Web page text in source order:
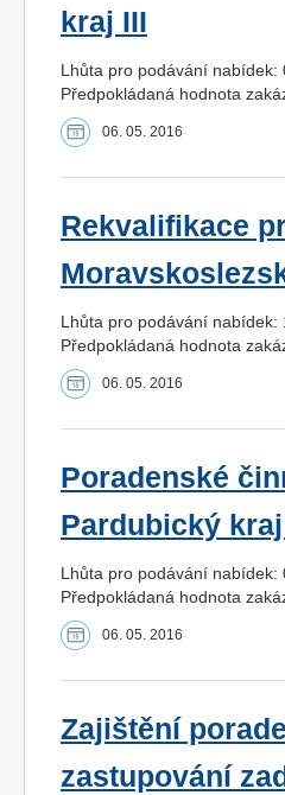
kraj III
Lhůta pro podávání nabídek:
Předpokládaná hodnota
06. 05. 2016
Rekvalifikace
Lhůta pro podávání nabídek:
Předpokládaná hodnota
06. 05. 2016
Poradenské
Pardubický kraj
Lhůta pro podávání nabídek:
Předpokládaná hodnota
06. 05. 2016
Zajištění
zastupování